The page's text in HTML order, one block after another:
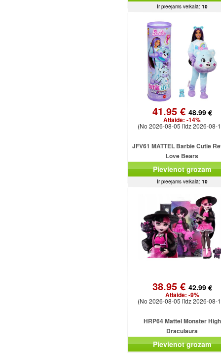
Ir pieejams veikalā: 10
41.95 €48.99 €
Atlaide: -14%
(No 2026-08-05 līdz 2026-08-
JFV61 MATTEL Barbie Cutie
Love Bears
Pievienot grozam
Ir pieejams veikalā: 10
38.95 €42.99 €
Atlaide: -9%
(No 2026-08-05 līdz 2026-08-
HRP64 Mattel Monster High
Draculaura
Pievienot grozam